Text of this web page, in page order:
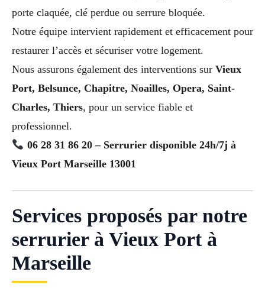
porte claquée, clé perdue ou serrure bloquée.
Notre équipe intervient rapidement et efficacement pour
restaurer l’accès et sécuriser votre logement.
Nous assurons également des interventions sur Vieux
Port, Belsunce, Chapitre, Noailles, Opera, Saint-
Charles, Thiers, pour un service fiable et
professionnel.
06 28 31 86 20 – Serrurier disponible 24h/7j à
Vieux Port Marseille 13001
Services proposés par notre
serrurier à Vieux Port à
Marseille